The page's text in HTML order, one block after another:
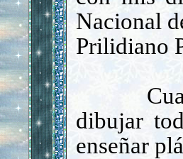
Nacional
Prilidiano
dibujar
enseñar plá